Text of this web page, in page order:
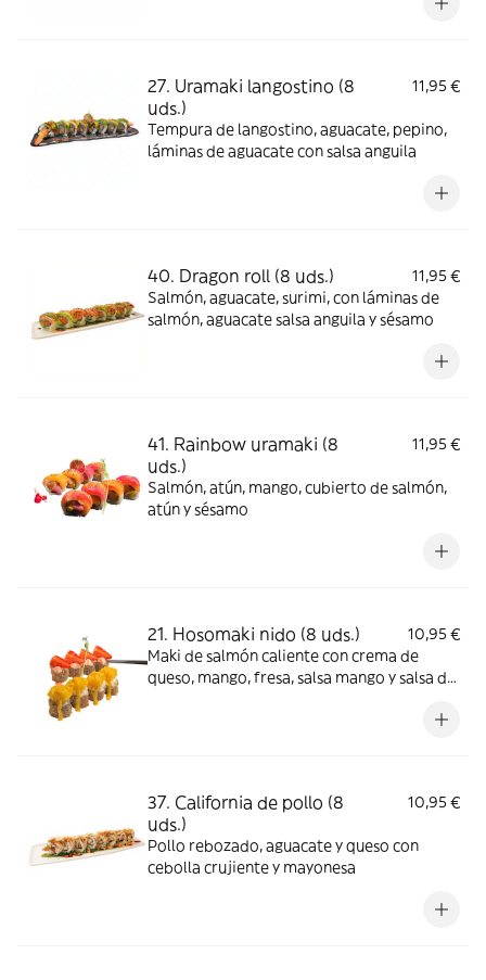
27. Uramaki langostino (8
uds.)
11,95 €
Tempura de langostino, aguacate, pepino,
láminas de aguacate con salsa anguila
40. Dragon roll (8 uds.)
11,95 €
Salmón, aguacate, surimi, con láminas de
salmón, aguacate salsa anguila y sésamo
41. Rainbow uramaki (8
uds.)
11,95 €
Salmón, atún, mango, cubierto de salmón,
atún y sésamo
21. Hosomaki nido (8 uds.)
10,95 €
Maki de salmón caliente con crema de
queso, mango, fresa, salsa mango y salsa de
37. California de pollo (8
uds.)
10,95 €
Pollo rebozado, aguacate y queso con
cebolla crujiente y mayonesa